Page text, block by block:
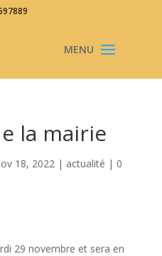
la mairie
18, 2022| actualité | 0
29 novembre et sera en